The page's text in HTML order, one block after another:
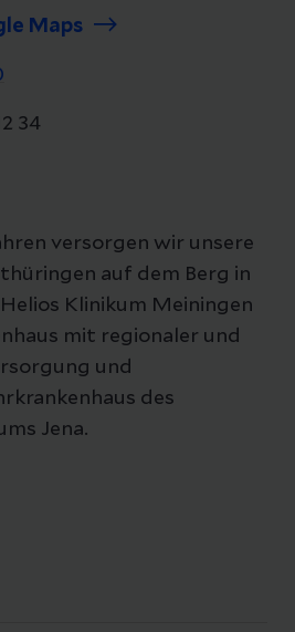
Maps
34
versorgen wir unsere
auf dem Berg in
Klinikum Meiningen
mit regionaler und
und
des
Jena.